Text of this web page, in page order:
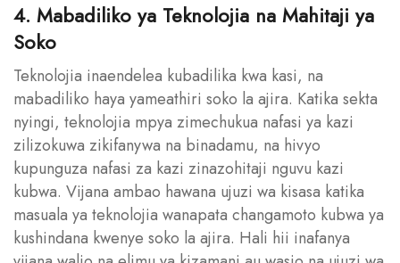
4. Mabadiliko ya Teknolojia na Mahitaji ya
Soko
Teknolojia inaendelea kubadilika kwa kasi, na
mabadiliko haya yameathiri soko la ajira. Katika sekta
nyingi, teknolojia mpya zimechukua nafasi ya kazi
zilizokuwa zikifanywa na binadamu, na hivyo
kupunguza nafasi za kazi zinazohitaji nguvu kazi
kubwa. Vijana ambao hawana ujuzi wa kisasa katika
masuala ya teknolojia wanapata changamoto kubwa ya
kushindana kwenye soko la ajira. Hali hii inafanya